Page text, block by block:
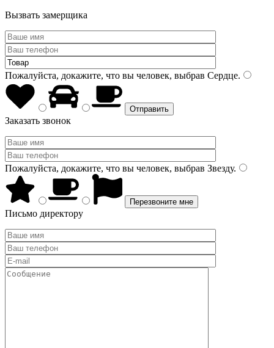
Вызвать замерщика
Пожалуйста, докажите, что вы человек, выбрав Сердце.
Заказать звонок
Пожалуйста, докажите, что вы человек, выбрав Звезду.
Письмо директору